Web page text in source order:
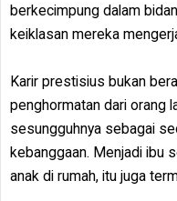
berkecimpung dalam
keiklasan mereka
Karir prestisius bukan
penghormatan dari orang
sesungguhnya sebagai
kebanggaan. Menjadi ibu
anak di rumah, itu juga